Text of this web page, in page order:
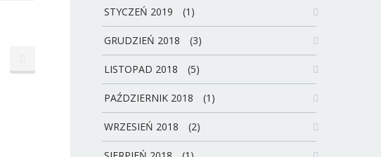
STYCZEŃ 2019 (1)
GRUDZIEŃ 2018 (3)
LISTOPAD 2018 (5)
PAŹDZIERNIK 2018 (1)
WRZESIEŃ 2018 (2)